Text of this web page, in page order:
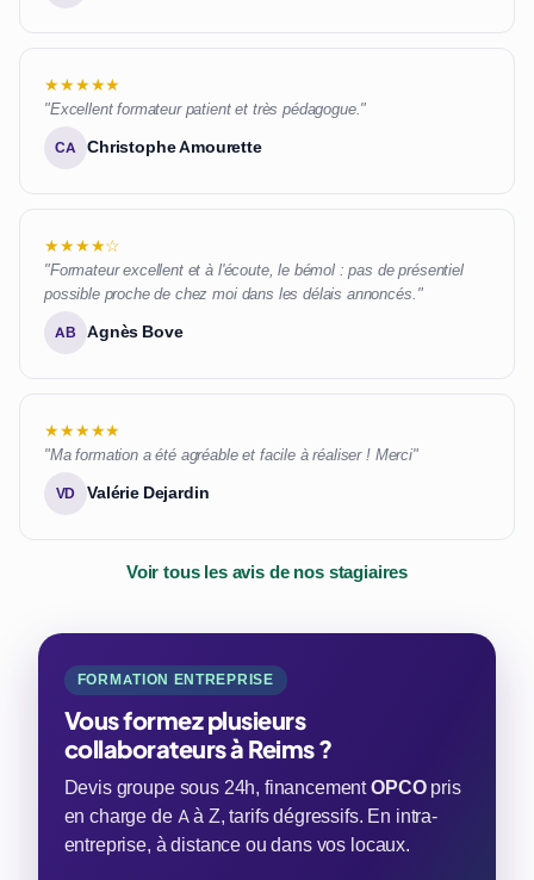
★★★★★
"Excellent formateur patient et très pédagogue."
CA Christophe Amourette
★★★★☆
"Formateur excellent et à l'écoute, le bémol : pas de présentiel
possible proche de chez moi dans les délais annoncés."
AB Agnès Bove
★★★★★
"Ma formation a été agréable et facile à réaliser ! Merci"
VD Valérie Dejardin
Voir tous les avis de nos stagiaires
FORMATION ENTREPRISE
Vous formez plusieurs
collaborateurs à Reims ?
Devis groupe sous 24h, financementOPCOpris
en charge de A à Z, tarifs dégressifs. En intra-
entreprise, à distance ou dans vos locaux.